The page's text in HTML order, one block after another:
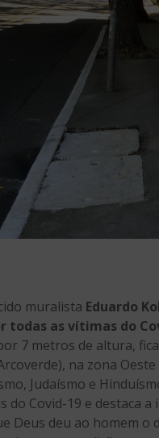
muralista Eduardo
todas as vítimas do
7 metros de altura,
na zona
Judaísmo e
do Covid-19 e destaca
Deus deu ao homem o